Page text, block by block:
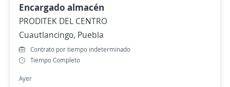
Encargado almacén
PRODITEK DEL CENTRO
Cuautlancingo, Puebla
Contrato por tiempo indeterminado
Tiempo Completo
Ayer